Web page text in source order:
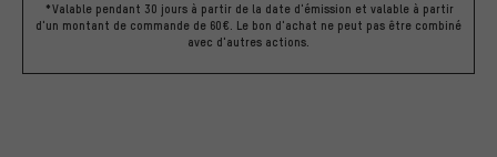
*Valable pendant 30 jours à partir de la date d'émission et valable à partir
d'un montant de commande de 60€. Le bon d'achat ne peut pas être combiné
avec d'autres actions.